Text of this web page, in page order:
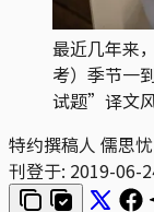
最近几年来
考）季节一
试题”译文风
特约撰稿人 儒思
刊登于: 2019-06-